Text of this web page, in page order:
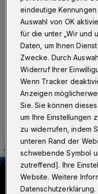
Wuppertal· Im
Bundesländern hat die
Juni 2018) auch
Wuppertal durchsucht.
die von einer Bande
13.06.2018 , 12:45 Uhr
eindeutige Kennungen
Auswahl von OK
für die unter „Wir und
Daten, um Ihnen
Zwecke. Durch
Widerruf Ihrer
Wenn Tracker
Anzeigen
Sie. Sie können
um Ihre Einstellungen
zu widerrufen, indem
unteren Rand der
schwebende Symbol
zutreffend]. Ihre
Website. Weitere
Datenschutzerklärung.